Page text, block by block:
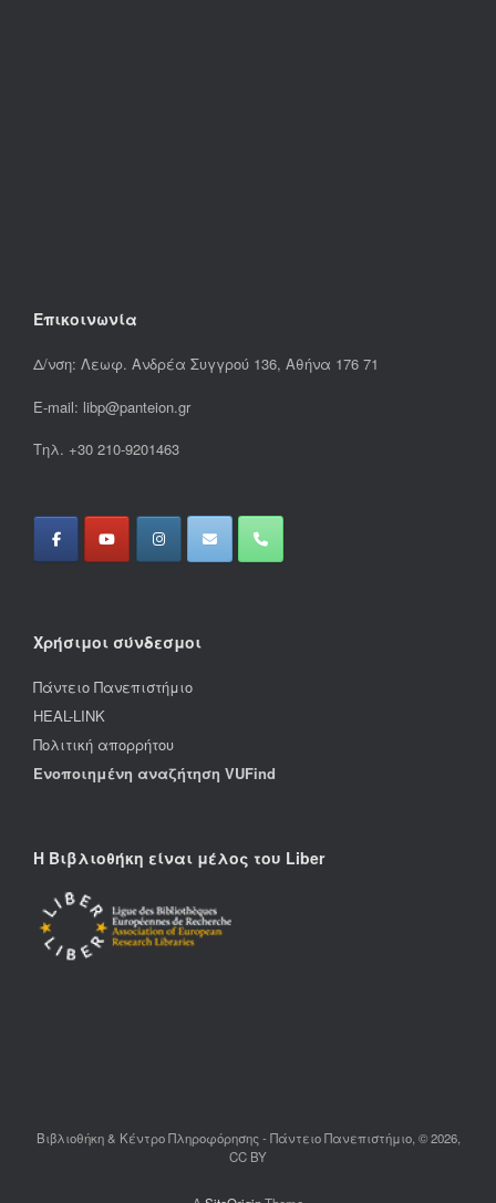
Επικοινωνία
Δ/νση: Λεωφ. Ανδρέα Συγγρού 136, Αθήνα 176 71
E-mail: libp@panteion.gr
Τηλ. +30 210-9201463
Χρήσιμοι σύνδεσμοι
Πάντειο Πανεπιστήμιο
HEAL-LINK
Πολιτική απορρήτου
Ενοποιημένη αναζήτηση VUFind
Η Βιβλιοθήκη είναι μέλος του Liber
Βιβλιοθήκη & Κέντρο Πληροφόρησης - Πάντειο Πανεπιστήμιο, © 2026,
CC BY